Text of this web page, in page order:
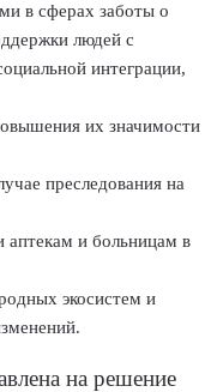
в сферах заботы о
людей с
интеграции,
их значимости
преследования на
и больницам в
экосистем и
на решение